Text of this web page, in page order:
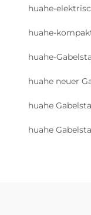
huahe-
huahe-
huahe-
huahe neuer
huahe
huahe